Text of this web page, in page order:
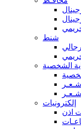
شنط
الشخصية
إلكترونيات
اذن